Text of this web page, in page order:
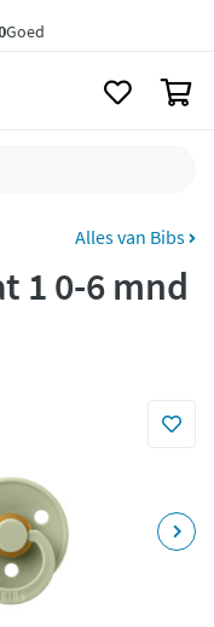
35,- *
Alles van Bibs
1 0-6 mnd